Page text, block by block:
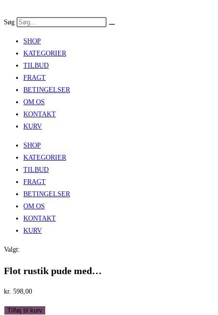
to
Søg
SHOP
KATEGORIER
TILBUD
FRAGT
BETINGELSER
OM OS
KONTAKT
KURV
SHOP
KATEGORIER
TILBUD
FRAGT
BETINGELSER
OM OS
KONTAKT
KURV
Valgt:
Flot rustik pude med…
kr. 598,00
Flot
Tilføj til kurv